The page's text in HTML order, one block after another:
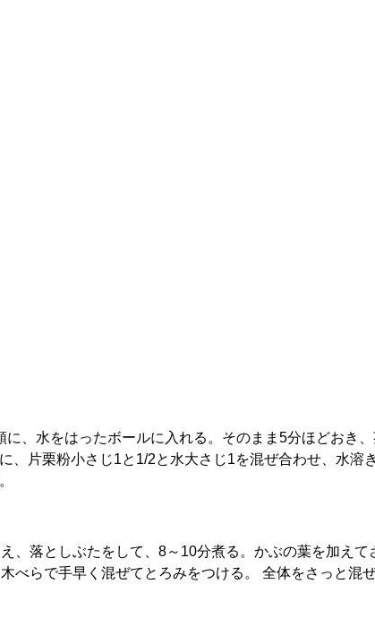
、水をはったボールに入れる。そのまま5分ほどおき
片栗粉小さじ1と1/2と水大さじ1を混ぜ合わせ、水溶
落としぶたをして、8～10分煮る。かぶの葉を加え
らで手早く混ぜてとろみをつける。 全体をさっと混ぜ